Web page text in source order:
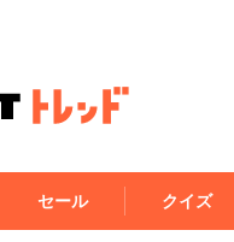
セール クイズ